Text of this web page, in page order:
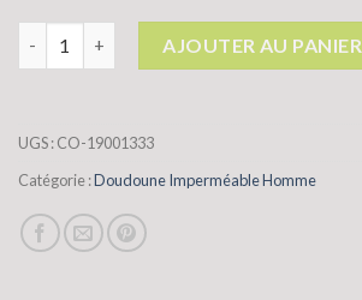
AJOUTER AU PANIER
UGS :CO-19001333
Catégorie :Doudoune Imperméable Homme